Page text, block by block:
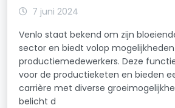
7 juni 2024
Venlo staat bekend om zijn
sector en biedt volop
productiemedewerkers. Deze
voor de productieketen en bieden
carrière met diverse
belicht d